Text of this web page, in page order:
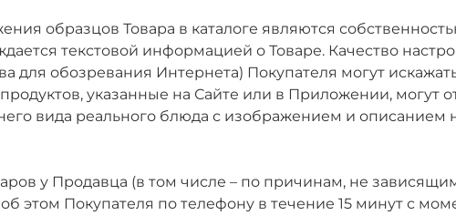
образцов Товара в каталоге являются
текстовой информацией о Товаре. Качество
для обозревания Интернета) Покупателя могут
указанные на Сайте или в Приложении, могут
вида реального блюда с изображением и описанием
у Продавца (в том числе – по причинам, не
этом Покупателя по телефону в течение 15 минут с